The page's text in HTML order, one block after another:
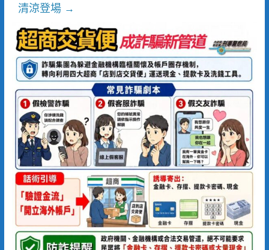
清涼登場 →